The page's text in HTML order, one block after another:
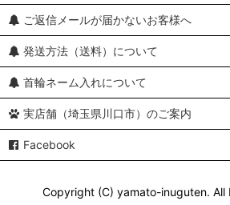
ご返信メールが届かないお客様へ
発送方法（送料）について
首輪ネーム入れについて
実店舗（埼玉県川口市）のご案内
Facebook
Copyright (C) yamato-inuguten. All